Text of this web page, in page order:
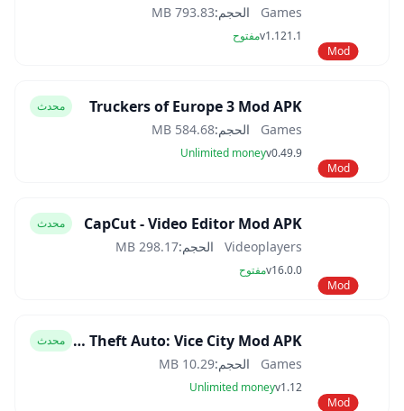
Mod
Games الحجم:793.83 MB
v1.121.1مفتوح
Mod
Truckers of Europe 3 Mod APK محدث
Games الحجم:584.68 MB
v0.49.9
Unlimited money
Mod
CapCut - Video Editor Mod APK محدث
Videoplayers الحجم:298.17 MB
v16.0.0مفتوح
Mod
Grand Theft Auto: Vice City Mod APK محدث
Games الحجم:10.29 MB
v1.12
Unlimited money